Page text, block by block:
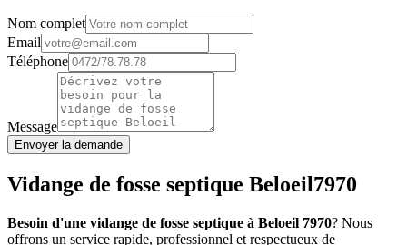
Nom complet
Email
Téléphone
Message
Envoyer la demande
Vidange de fosse septique Beloeil7970
Besoin d'une vidange de fosse septique à Beloeil 7970? Nous
offrons un service rapide, professionnel et respectueux de